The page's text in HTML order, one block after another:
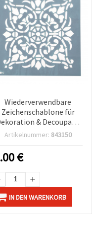
Wiederverwendbare
Zeichenschablone für
& Decoupage
18x18 cm L40
Artikelnummer: 843150
€
IN DEN WARENKORB